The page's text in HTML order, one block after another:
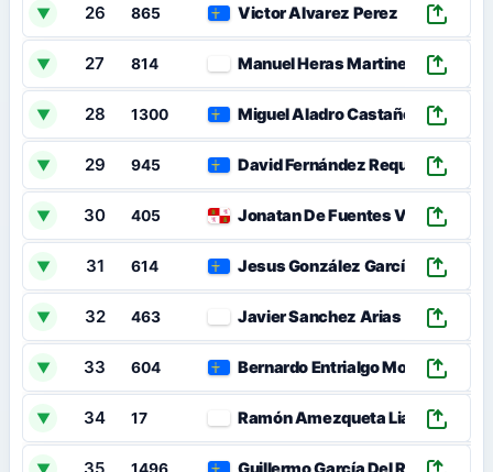
▼ 26 865 Victor Alvarez Perez
▼ 27 814 Manuel Heras Martinez
▼ 28 1300 Miguel Aladro Castañeda
▼ 29 945 David Fernández Requeijo
▼ 30 405 Jonatan De Fuentes Villa
▼ 31 614 Jesus González García
▼ 32 463 Javier Sanchez Arias
▼ 33 604 Bernardo Entrialgo Montaño
▼ 34 17 Ramón Amezqueta Liaño
▼